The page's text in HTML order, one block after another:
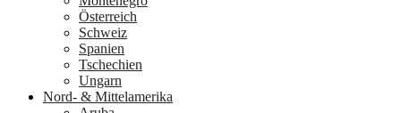
Österreich
Schweiz
Spanien
Tschechien
Ungarn
Nord- & Mittelamerika